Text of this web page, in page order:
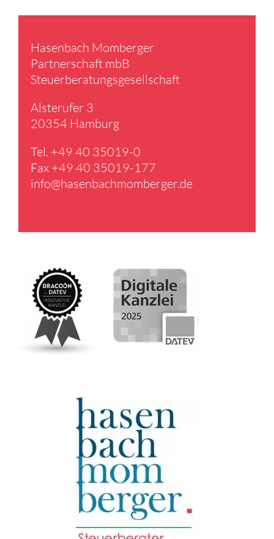
Hasen­bach Momberger
Partner­schaft mbB
Steuer­be­ra­tungs­ge­sell­schaft
Alster­ufer 3
20354 Hamburg
Tel. +49 40 35019-0
Fax +49 40 35019-177
info@​hasenbachmomberger.​de